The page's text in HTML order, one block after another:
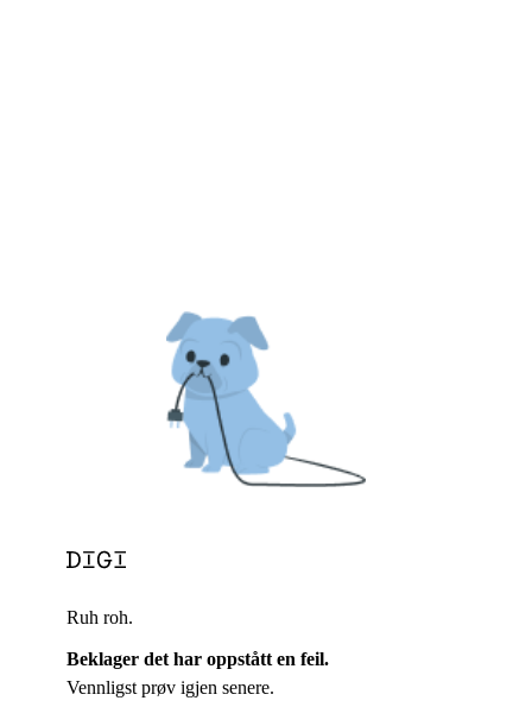
Ruh roh.
Beklager det har oppstått en feil.
Vennligst prøv igjen senere.